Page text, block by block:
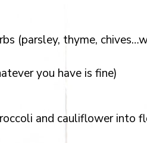
(parsley, thyme,
you have is fine)
and cauliflower into